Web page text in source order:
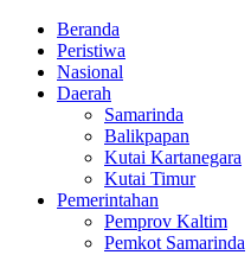
Beranda
Peristiwa
Nasional
Daerah
Samarinda
Balikpapan
Kutai Kartanegara
Kutai Timur
Pemerintahan
Pemprov Kaltim
Pemkot Samarinda